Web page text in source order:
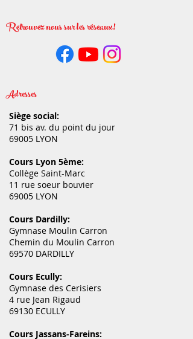
Retrouvez nous sur les réseaux!
Adresses
Siège social:
71 bis av. du point du jour
69005 LYON
Cours Lyon 5ème:
Collège Saint-Marc
11 rue soeur bouvier
69005 LYON
Cours Dardilly:
Gymnase Moulin Carron
Chemin du Moulin Carron
69570 DARDILLY
Cours Ecully:
Gymnase des Cerisiers
4 rue Jean Rigaud
69130 ECULLY
Cours Jassans-Fareins: